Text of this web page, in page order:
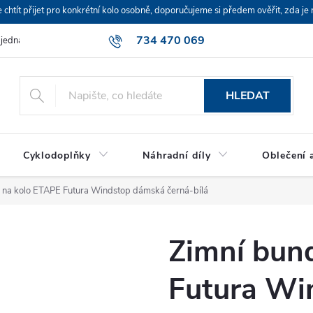
přijet pro konkrétní kolo osobně, doporučujeme si předem ověřit, zda
734 470 069
HLEDAT
Cyklodoplňky Náhradní díly Oblečení
kolo ETAPE Futura Windstop dámská černá-bílá
Zimní
Futura